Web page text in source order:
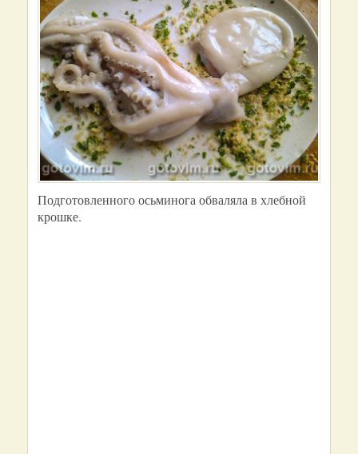
Подготовленного осьминога обваляла в хлебной
крошке.